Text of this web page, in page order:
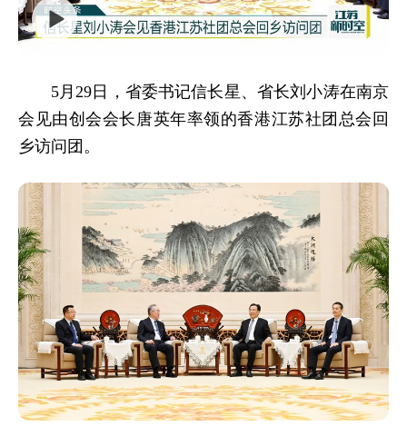
5月29日，省委书记信长星、省长刘小涛在南京
会见由创会会长唐英年率领的香港江苏社团总会回
乡访问团。